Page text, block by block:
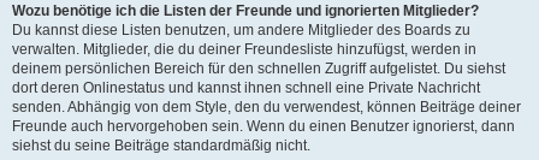
Wozu benötige ich die Listen der Freunde und ignorierten Mitglieder?
Du kannst diese Listen benutzen, um andere Mitglieder des Boards zu
verwalten. Mitglieder, die du deiner Freundesliste hinzufügst, werden in
deinem persönlichen Bereich für den schnellen Zugriff aufgelistet. Du siehst
dort deren Onlinestatus und kannst ihnen schnell eine Private Nachricht
senden. Abhängig von dem Style, den du verwendest, können Beiträge deiner
Freunde auch hervorgehoben sein. Wenn du einen Benutzer ignorierst, dann
siehst du seine Beiträge standardmäßig nicht.